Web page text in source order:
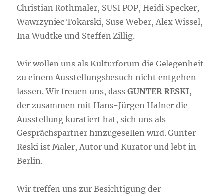
Christian Rothmaler, SUSI POP, Heidi Specker,
Wawrzyniec Tokarski, Suse Weber, Alex Wissel,
Ina Wudtke und Steffen Zillig.
Wir wollen uns als Kulturforum die Gelegenheit
zu einem Ausstellungsbesuch nicht entgehen
lassen. Wir freuen uns, dassGUNTER RESKI,
der zusammen mit Hans-Jürgen Hafner die
Ausstellung kuratiert hat, sich uns als
Gesprächspartner hinzugesellen wird. Gunter
Reski ist Maler, Autor und Kurator und lebt in
Berlin.
Wir treffen uns zur Besichtigung der